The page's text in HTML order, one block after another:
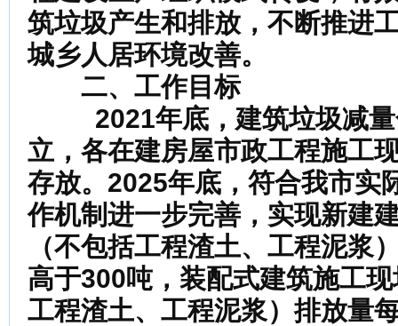
筑垃圾产生和排放，不断推进
城乡人居环境改善。
二、工作目标
2021年底，建筑垃圾减
立， 各在建房屋市政工程施工
存放。 2025年底，符合我市实
作机制进一步完善，实现新建
（不包括工程渣土、工程泥浆
高于300吨，装配式建筑施工
工程渣土、工程泥浆）排放量